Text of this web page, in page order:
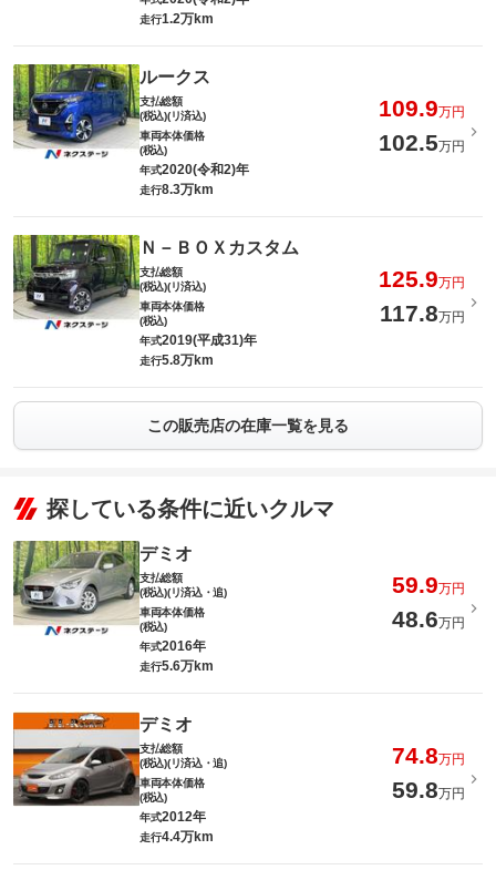
走行1.2万km
ルークス
支払総額
(税込)(リ済込)
109.9万円
車両本体価格
(税込)
102.5万円
年式2020(令和2)年
走行8.3万km
Ｎ－ＢＯＸカスタム
支払総額
(税込)(リ済込)
125.9万円
車両本体価格
(税込)
117.8万円
年式2019(平成31)年
走行5.8万km
この販売店の在庫一覧を見る
探している条件に近いクルマ
デミオ
支払総額
(税込)(リ済込・追)
59.9万円
車両本体価格
(税込)
48.6万円
年式2016年
走行5.6万km
デミオ
支払総額
(税込)(リ済込・追)
74.8万円
車両本体価格
(税込)
59.8万円
年式2012年
走行4.4万km